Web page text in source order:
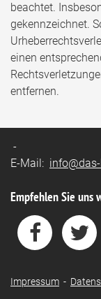
beachtet.
gekennzeichnet.
einen
entfernen.
-
E-Mail:
Empfehlen Sie uns
Impressum -